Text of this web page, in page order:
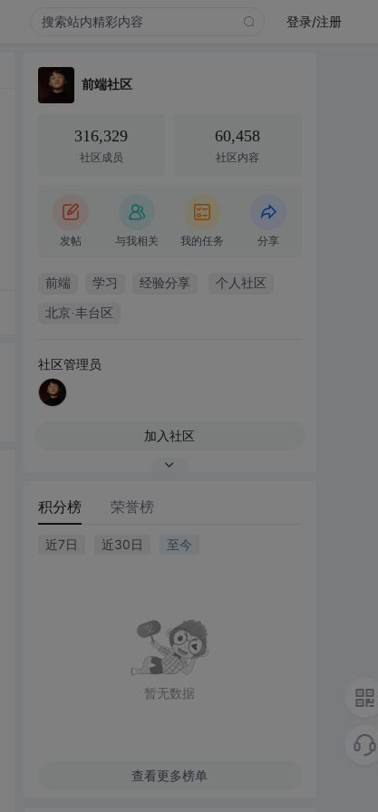
登录/注册
前端社区
316,329
社区成员
60,458
社区内容
发帖 与我相关 我的任务 分享
前端 学习 经验分享 个人社区
北京·丰台区
社区管理员
加入社区
积分榜 荣誉榜
近7日 近30日 至今
暂无数据
查看更多榜单